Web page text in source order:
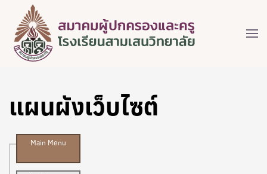
แผนผังเว็บไซต์
Main Menu